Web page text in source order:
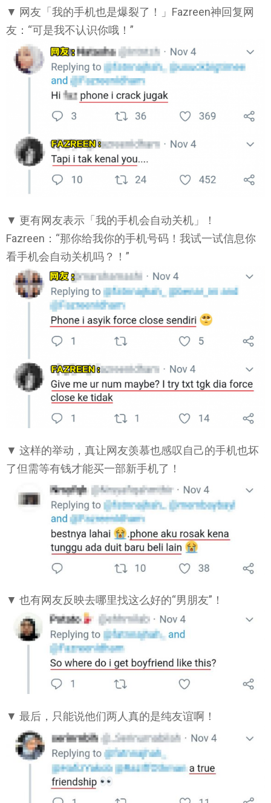
▼ 网友「我的手机也是爆裂了！」Fazreen神回复网
友：“可是我不认识你哦！”
▼ 更有网友表示「我的手机会自动关机」！
Fazreen：“那你给我你的手机号码！我试一试信息你
看手机会自动关机吗？！”
▼ 这样的举动，真让网友羡慕也感叹自己的手机也坏
了但需等有钱才能买一部新手机了！
▼ 也有网友反映去哪里找这么好的“男朋友”！
▼ 最后，只能说他们两人真的是纯友谊啊！